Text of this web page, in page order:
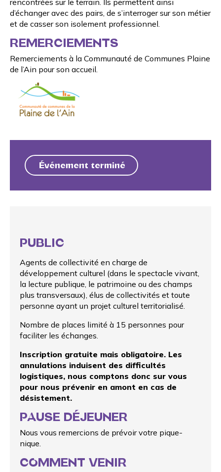
d’échanger avec des pairs, de s’interroger sur son métier
et de casser son isolement professionnel.
REMERCIEMENTS
Remerciements à la Communauté de Communes Plaine
de l’Ain pour son accueil.
Événement terminé
PUBLIC
Agents de collectivité en charge de
développement culturel (dans le spectacle vivant,
la lecture publique, le patrimoine ou des champs
plus transversaux), élus de collectivités et toute
personne ayant un projet culturel territorialisé.
Nombre de places limité à 15 personnes pour
faciliter les échanges.
Inscription gratuite mais obligatoire. Les
annulations induisent des difficultés
logistiques, nous comptons donc sur vous
pour nous prévenir en amont en cas de
désistement.
PAUSE DÉJEUNER
Nous vous remercions de prévoir votre pique-
nique.
COMMENT VENIR